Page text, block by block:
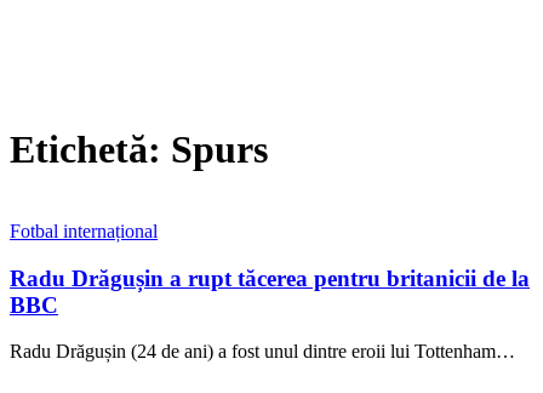
Etichetă: Spurs
Fotbal internațional
Radu Drăgușin a rupt tăcerea pentru britanicii de la
BBC
Radu Drăgușin (24 de ani) a fost unul dintre eroii lui Tottenham…